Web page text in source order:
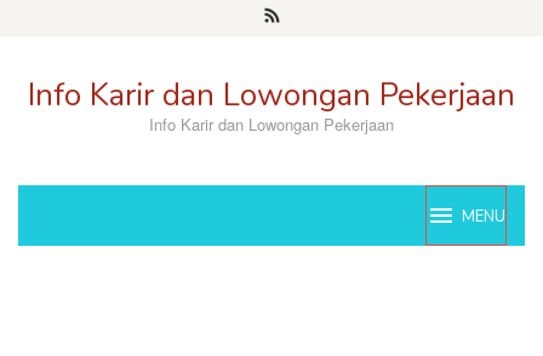
Info Karir dan Lowongan Pekerjaan
Info Karir dan Lowongan Pekerjaan
MENU